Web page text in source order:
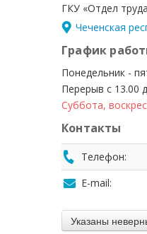
ГКУ «Отдел
Чеченская
График
Понедельник -
Перерыв с 13.00
Суббота,
Контакты
Телефон:
E-mail: